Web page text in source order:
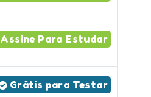
Assine Para Estudar
Grátis para Testar